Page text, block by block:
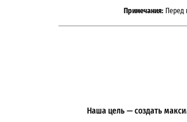
Примечания: Перед
Наша цель — создать